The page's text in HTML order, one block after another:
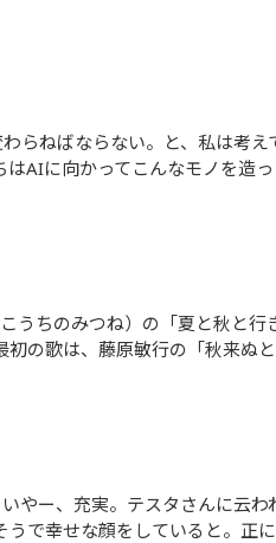
AIに向かってこんなモノを造っ
の歌は、藤原敏行の「秋来ぬと
で幸せな顔をしていると。正に